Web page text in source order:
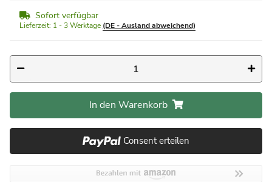
Sofort verfügbar
Lieferzeit: 1 - 3 Werktage (DE - Ausland abweichend)
In den Warenkorb
Consent erteilen